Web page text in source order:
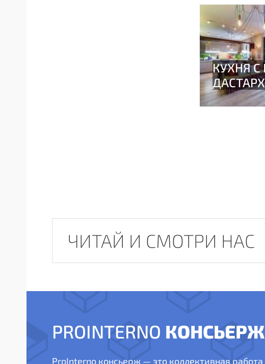
ЧИТАЙ И СМОТРИ НАС
PROINTERNO КОНСЬЕРЖ
ProInterno консьерж — это коллективная работа